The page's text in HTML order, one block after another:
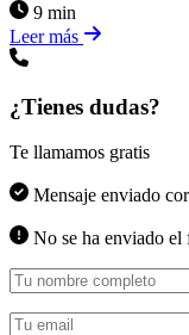
9 min
Leer más
¿Tienes dudas?
Te llamamos gratis
Mensaje enviado
No se ha enviado